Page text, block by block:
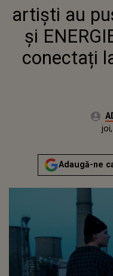
artiști au
și
conectați
Adaugă-ne